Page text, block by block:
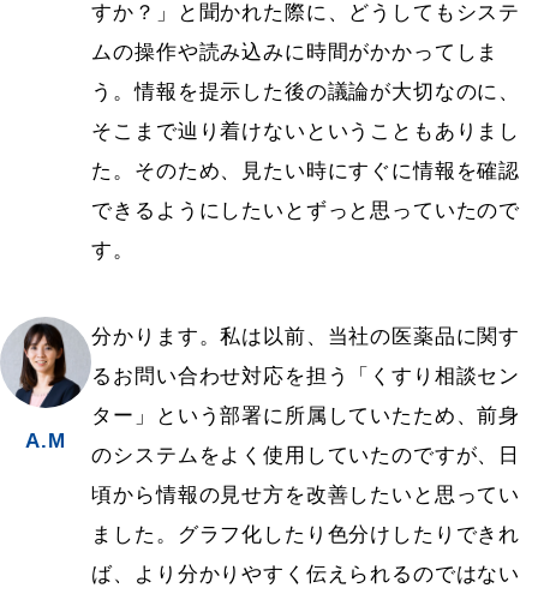
すか？」と聞かれた際に、どうしてもシステ
ムの操作や読み込みに時間がかかってしま
う。情報を提示した後の議論が大切なのに、
そこまで辿り着けないということもありまし
た。そのため、見たい時にすぐに情報を確認
できるようにしたいとずっと思っていたので
す。
A.M
分かります。私は以前、当社の医薬品に関す
るお問い合わせ対応を担う「くすり相談セン
ター」という部署に所属していたため、前身
のシステムをよく使用していたのですが、日
頃から情報の見せ方を改善したいと思ってい
ました。グラフ化したり色分けしたりできれ
ば、より分かりやすく伝えられるのではない